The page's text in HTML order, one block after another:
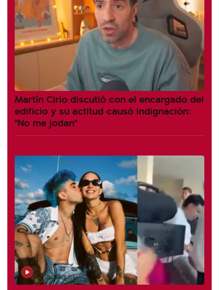
Martín Cirio discutió con el encargado del
edificio y su actitud causó indignación:
"No me jodan"